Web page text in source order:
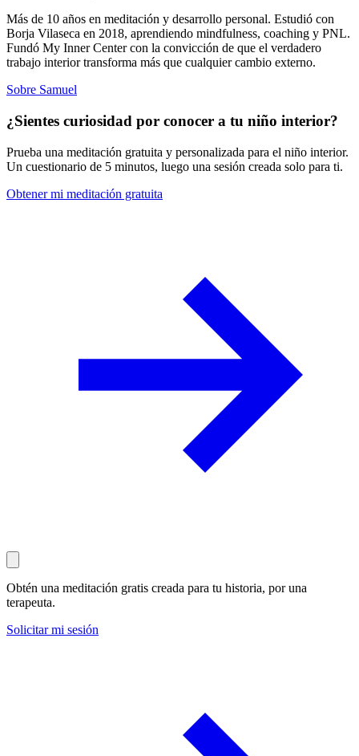
Más de 10 años en meditación y desarrollo personal. Estudió con
Borja Vilaseca en 2018, aprendiendo mindfulness, coaching y PNL.
Fundó My Inner Center con la convicción de que el verdadero
trabajo interior transforma más que cualquier cambio externo.
Sobre Samuel
¿Sientes curiosidad por conocer a tu niño interior?
Prueba una meditación gratuita y personalizada para el niño interior.
Un cuestionario de 5 minutos, luego una sesión creada solo para ti.
Obtener mi meditación gratuita
Obtén una meditación gratis creada para tu historia, por una
terapeuta.
Solicitar mi sesión